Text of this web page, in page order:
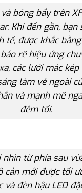
bóng bẩy trên
Khi đến gần, bạn
tế, được khắc
rẽ hiệu ứng
các lưới mác kép
làm vẻ ngoài
và mạnh mẽ
đêm tối.
nhìn từ phía sau
cản mới được tối
và đèn hậu LED